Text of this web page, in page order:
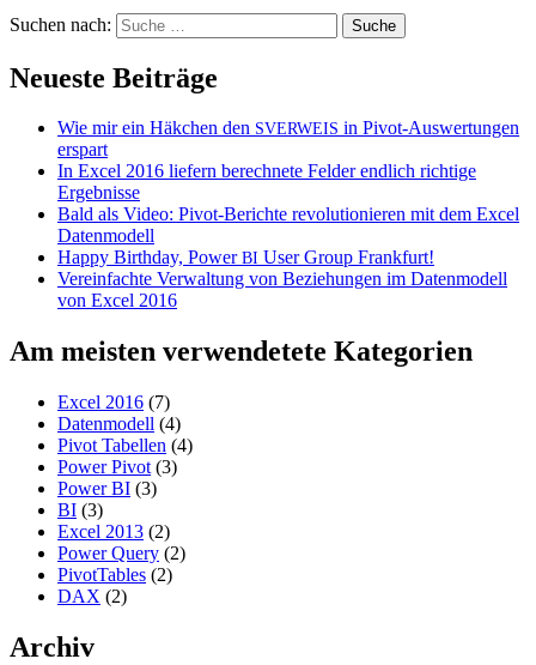
Suchen nach:
Neueste Beiträge
Wie mir ein Häkchen den SVERWEIS in Pivot-Auswertungen
erspart
In Excel 2016 liefern berechnete Felder endlich richtige
Ergebnisse
Bald als Video: Pivot-Berichte revolutionieren mit dem Excel
Datenmodell
Happy Birthday, PowerBI User Group Frankfurt!
Vereinfachte Verwaltung von Beziehungen im Datenmodell
von Excel 2016
Am meisten verwendetete Kategorien
Excel 2016 (7)
Datenmodell (4)
Pivot Tabellen (4)
Power Pivot (3)
Power BI (3)
BI (3)
Excel 2013 (2)
Power Query (2)
PivotTables (2)
DAX (2)
Archiv